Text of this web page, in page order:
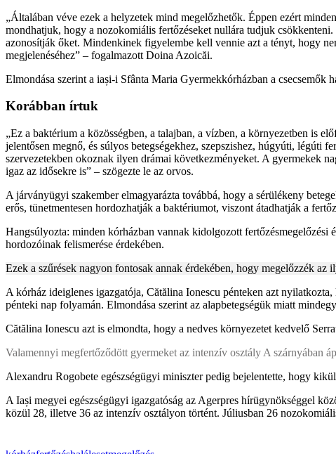
„Általában véve ezek a helyzetek mind megelőzhetők. Éppen ezért
mondhatjuk, hogy a nozokomiális fertőzéseket nullára tudjuk
azonosítják őket. Mindenkinek figyelembe kell vennie azt a tényt, hogy
megjelenéséhez” – fogalmazott Doina Azoicăi.
Elmondása szerint a iași-i Sfânta Maria Gyermekkórházban a csecsemők
Korábban írtuk
„Ez a baktérium a közösségben, a talajban, a vízben, a környezetben is
jelentősen megnő, és súlyos betegségekhez, szepszishez, húgyúti,
szervezetekben okoznak ilyen drámai következményeket. A gyermekek
igaz az idősekre is” – szögezte le az orvos.
A járványügyi szakember elmagyarázta továbbá, hogy a sérülékeny
erős, tünetmentesen hordozhatják a baktériumot, viszont átadhatják a
Hangsúlyozta: minden kórházban vannak kidolgozott
hordozóinak felismerése érdekében.
Ezek a szűrések nagyon fontosak annak érdekében, hogy megelőzzék
A kórház ideiglenes igazgatója, Cătălina Ionescu pénteken azt
pénteki nap folyamán. Elmondása szerint az alapbetegségük miatt
Cătălina Ionescu azt is elmondta, hogy a nedves környezetet kedvelő
Valamennyi megfertőződött gyermeket az intenzív osztály A szárnyában
Alexandru Rogobete egészségügyi miniszter pedig bejelentette, hogy
A Iași megyei egészségügyi igazgatóság az Agerpres hírügynökséggel
közül 28, illetve 36 az intenzív osztályon történt. Júliusban 26